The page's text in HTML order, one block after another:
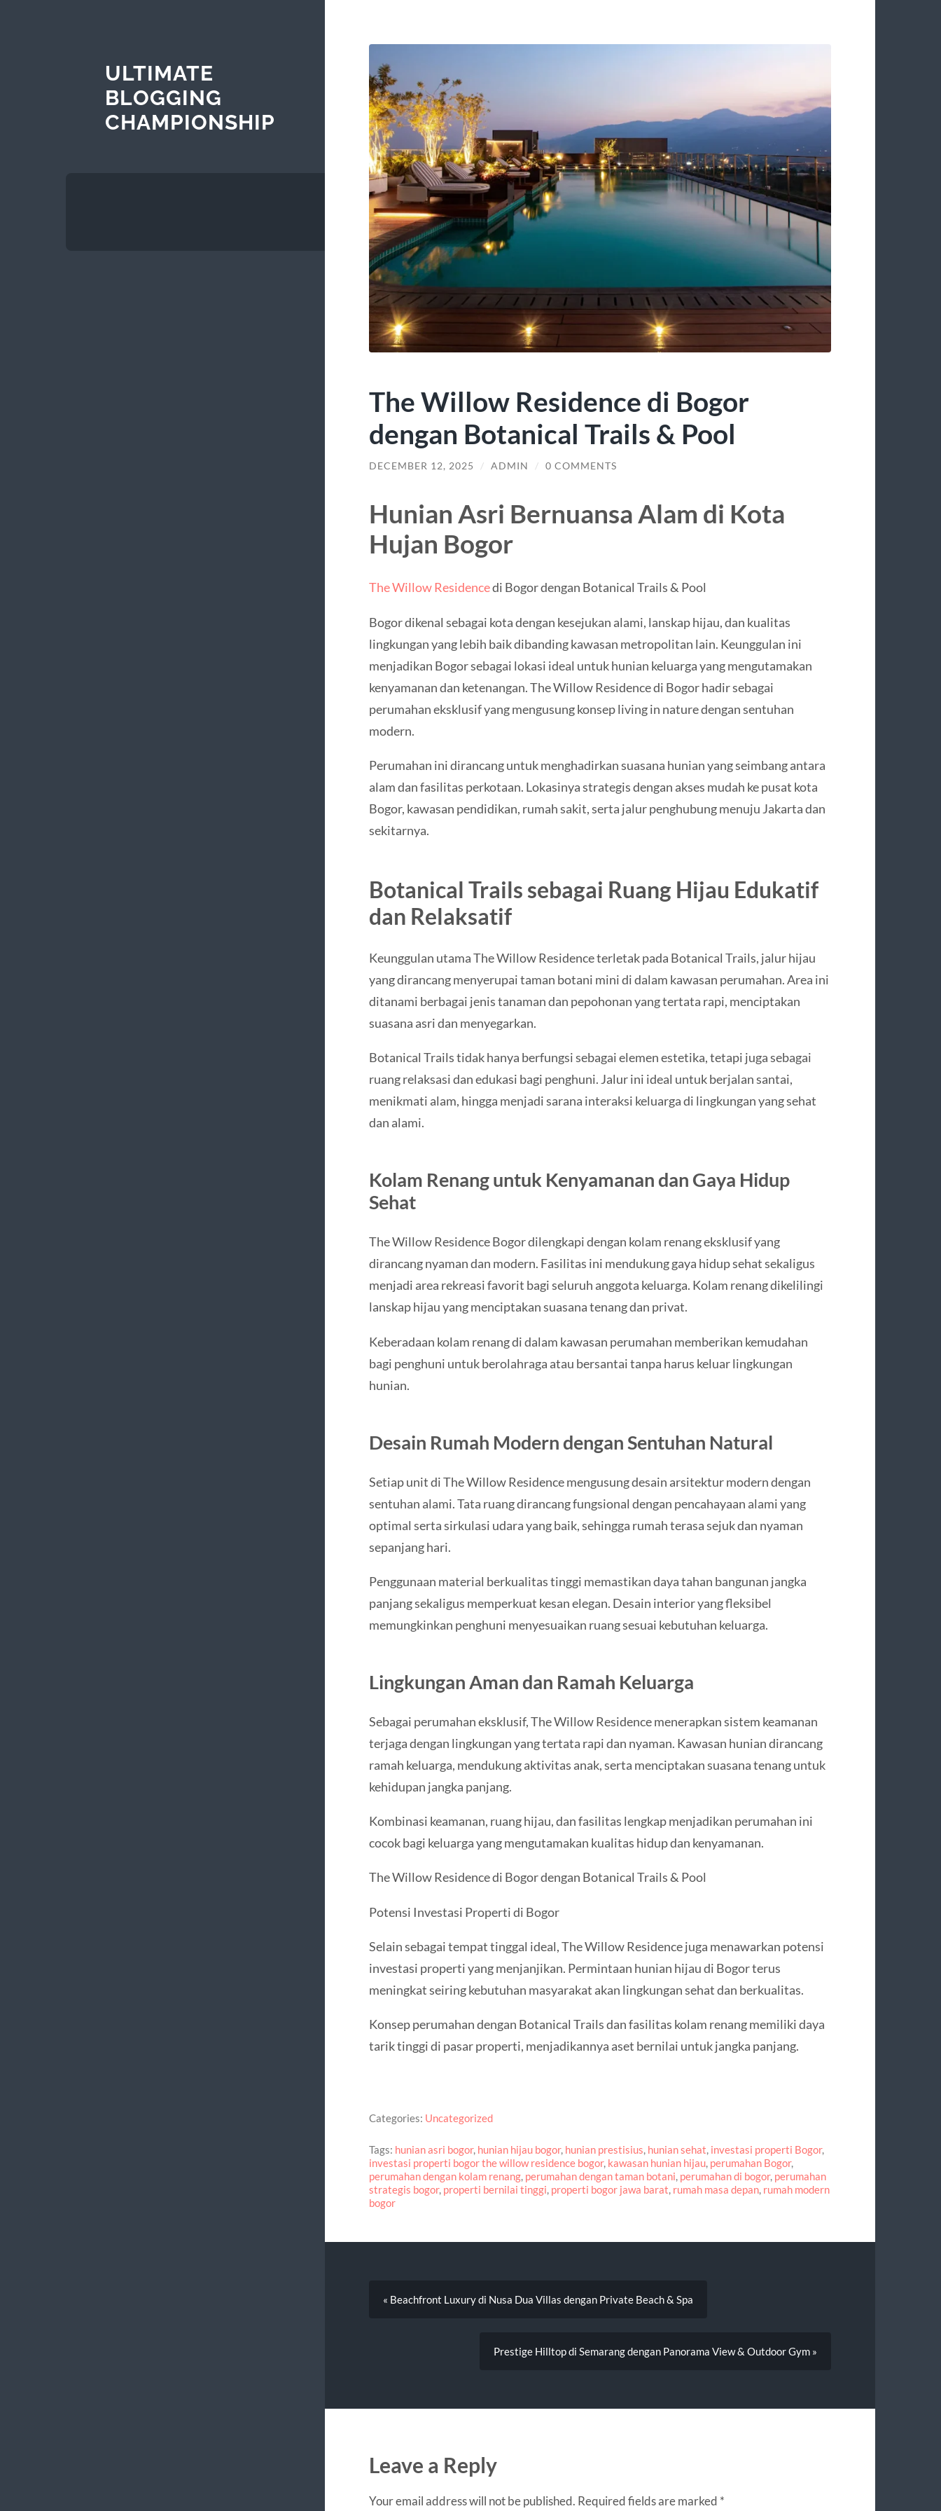
ULTIMATE
BLOGGING
CHAMPIONSHIP
The Willow Residence di Bogor
dengan Botanical Trails & Pool
DECEMBER 12, 2025 / ADMIN / 0 COMMENTS
Hunian Asri Bernuansa Alam di Kota
Hujan Bogor
The Willow Residencedi Bogor dengan Botanical Trails & Pool
Bogor dikenal sebagai kota dengan kesejukan alami, lanskap hijau, dan kualitas
lingkungan yang lebih baik dibanding kawasan metropolitan lain. Keunggulan ini
menjadikan Bogor sebagai lokasi ideal untuk hunian keluarga yang mengutamakan
kenyamanan dan ketenangan. The Willow Residence di Bogor hadir sebagai
perumahan eksklusif yang mengusung konsep living in nature dengan sentuhan
modern.
Perumahan ini dirancang untuk menghadirkan suasana hunian yang seimbang antara
alam dan fasilitas perkotaan. Lokasinya strategis dengan akses mudah ke pusat kota
Bogor, kawasan pendidikan, rumah sakit, serta jalur penghubung menuju Jakarta dan
sekitarnya.
Botanical Trails sebagai Ruang Hijau Edukatif
dan Relaksatif
Keunggulan utama The Willow Residence terletak pada Botanical Trails, jalur hijau
yang dirancang menyerupai taman botani mini di dalam kawasan perumahan. Area ini
ditanami berbagai jenis tanaman dan pepohonan yang tertata rapi, menciptakan
suasana asri dan menyegarkan.
Botanical Trails tidak hanya berfungsi sebagai elemen estetika, tetapi juga sebagai
ruang relaksasi dan edukasi bagi penghuni. Jalur ini ideal untuk berjalan santai,
menikmati alam, hingga menjadi sarana interaksi keluarga di lingkungan yang sehat
dan alami.
Kolam Renang untuk Kenyamanan dan Gaya Hidup
Sehat
The Willow Residence Bogor dilengkapi dengan kolam renang eksklusif yang
dirancang nyaman dan modern. Fasilitas ini mendukung gaya hidup sehat sekaligus
menjadi area rekreasi favorit bagi seluruh anggota keluarga. Kolam renang dikelilingi
lanskap hijau yang menciptakan suasana tenang dan privat.
Keberadaan kolam renang di dalam kawasan perumahan memberikan kemudahan
bagi penghuni untuk berolahraga atau bersantai tanpa harus keluar lingkungan
hunian.
Desain Rumah Modern dengan Sentuhan Natural
Setiap unit di The Willow Residence mengusung desain arsitektur modern dengan
sentuhan alami. Tata ruang dirancang fungsional dengan pencahayaan alami yang
optimal serta sirkulasi udara yang baik, sehingga rumah terasa sejuk dan nyaman
sepanjang hari.
Penggunaan material berkualitas tinggi memastikan daya tahan bangunan jangka
panjang sekaligus memperkuat kesan elegan. Desain interior yang fleksibel
memungkinkan penghuni menyesuaikan ruang sesuai kebutuhan keluarga.
Lingkungan Aman dan Ramah Keluarga
Sebagai perumahan eksklusif, The Willow Residence menerapkan sistem keamanan
terjaga dengan lingkungan yang tertata rapi dan nyaman. Kawasan hunian dirancang
ramah keluarga, mendukung aktivitas anak, serta menciptakan suasana tenang untuk
kehidupan jangka panjang.
Kombinasi keamanan, ruang hijau, dan fasilitas lengkap menjadikan perumahan ini
cocok bagi keluarga yang mengutamakan kualitas hidup dan kenyamanan.
The Willow Residence di Bogor dengan Botanical Trails & Pool
Potensi Investasi Properti di Bogor
Selain sebagai tempat tinggal ideal, The Willow Residence juga menawarkan potensi
investasi properti yang menjanjikan. Permintaan hunian hijau di Bogor terus
meningkat seiring kebutuhan masyarakat akan lingkungan sehat dan berkualitas.
Konsep perumahan dengan Botanical Trails dan fasilitas kolam renang memiliki daya
tarik tinggi di pasar properti, menjadikannya aset bernilai untuk jangka panjang.
Categories: Uncategorized
Tags: hunian asri bogor, hunian hijau bogor, hunian prestisius, hunian sehat, investasi properti Bogor,
investasi properti bogor the willow residence bogor, kawasan hunian hijau, perumahan Bogor,
perumahan dengan kolam renang, perumahan dengan taman botani, perumahan di bogor, perumahan
strategis bogor, properti bernilai tinggi, properti bogor jawa barat, rumah masa depan, rumah modern
bogor
« Beachfront Luxury di Nusa Dua Villas dengan Private Beach & Spa
Prestige Hilltop di Semarang dengan Panorama View & Outdoor Gym »
Leave a Reply
Your email address will not be published. Required fields are marked *